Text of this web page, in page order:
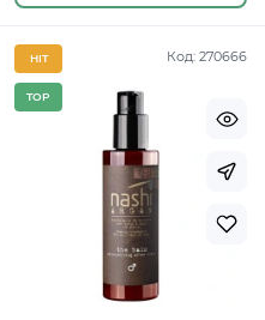
Код: 270666
HIT
TOP